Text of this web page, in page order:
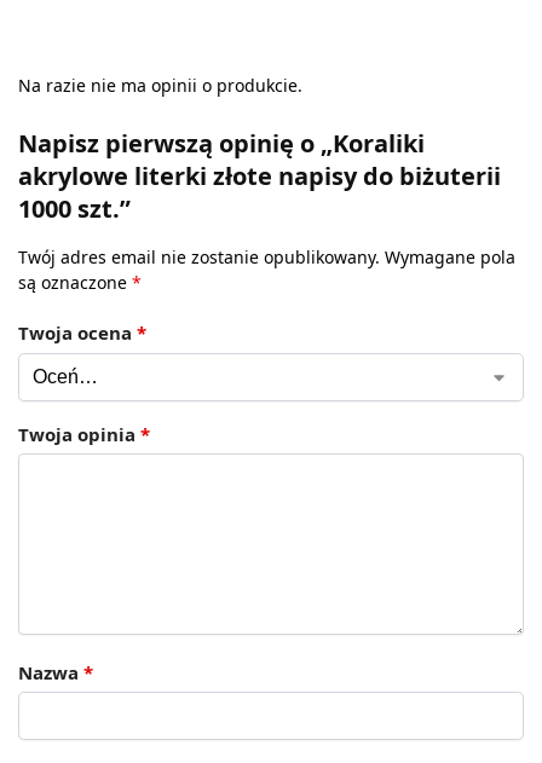
Na razie nie ma opinii o produkcie.
Napisz pierwszą opinię o „Koraliki
akrylowe literki złote napisy do biżuterii
1000 szt.”
Twój adres email nie zostanie opublikowany. Wymagane pola
są oznaczone *
Twoja ocena *
Twoja opinia *
Nazwa *